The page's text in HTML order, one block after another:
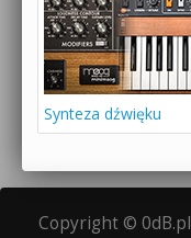
Synteza dźwięku
Copyright © 0dB.pl